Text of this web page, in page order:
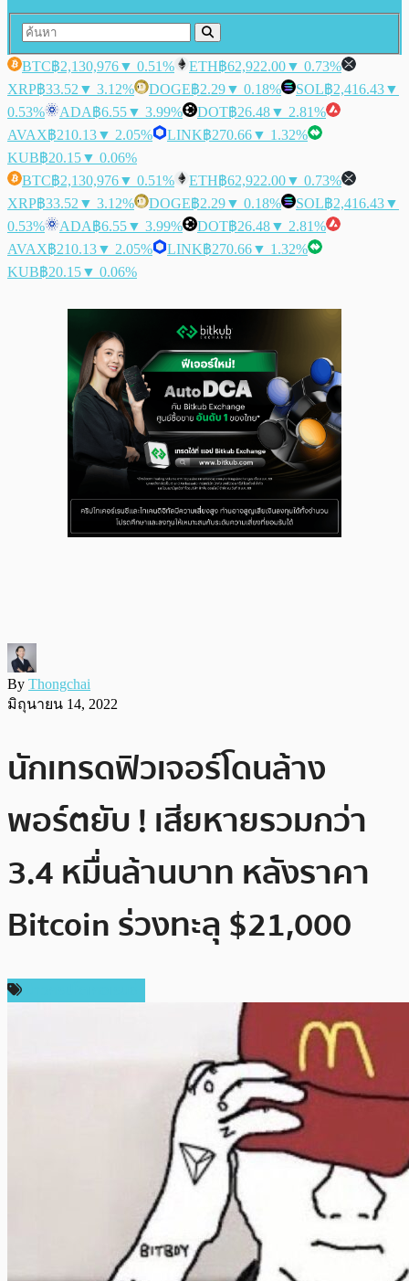
BTC฿2,130,976▼ 0.51% ETH฿62,922.00▼ 0.73%
XRP฿33.52 ▼ 3.12% DOGE฿2.29▼ 0.18% SOL฿2,416.43▼
0.53%
ADA฿6.55▼ 3.99% DOT฿26.48▼ 2.81%
AVAX฿210.13▼ 2.05% LINK฿270.66▼ 1.32%
KUB฿20.15▼ 0.06%
BTC฿2,130,976▼ 0.51% ETH฿62,922.00▼ 0.73%
XRP฿33.52 ▼ 3.12% DOGE฿2.29▼ 0.18% SOL฿2,416.43▼
0.53%
ADA฿6.55▼ 3.99% DOT฿26.48▼ 2.81%
AVAX฿210.13▼ 2.05% LINK฿270.66▼ 1.32%
KUB฿20.15▼ 0.06%
By Thongchai
มิถุนายน 14, 2022
นักเทรดฟิวเจอร์โดนล้าง
พอร์ตยับ ! เสียหายรวมกว่า
3.4 หมื่นล้านบาท หลังราคา
Bitcoin ร่วงทะลุ $21,000